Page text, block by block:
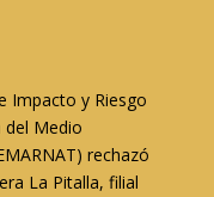
Impacto y Riesgo
del Medio
rechazó
La Pitalla, filial